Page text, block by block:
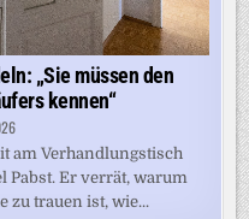
„Sie müssen den
kennen“
am Verhandlungstisch
Pabst. Er verrät, warum
zu trauen ist, wie...